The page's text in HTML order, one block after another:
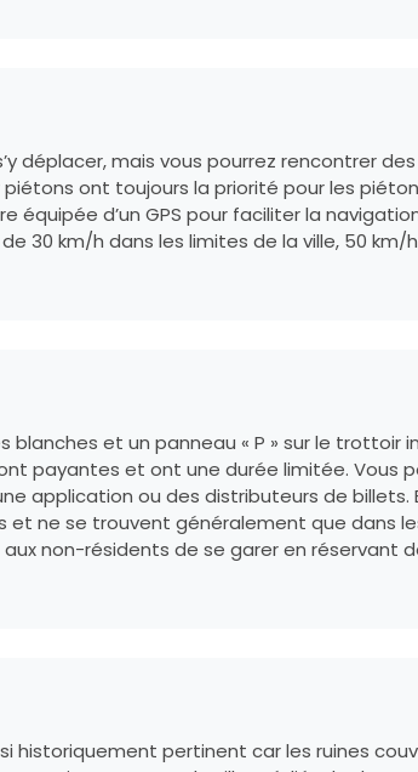
déplacer, mais vous pourrez rencontrer
ont toujours la priorité pour les
équipée d’un GPS pour faciliter la
30 km/h dans les limites de la ville, 50 km/
et un panneau « P » sur le trottoir
payantes et ont une durée limitée. Vous
application ou des distributeurs de billets.
ne se trouvent généralement que dans
non-résidents de se garer en réservant
pertinent car les ruines